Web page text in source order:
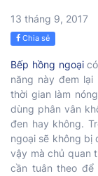
13 tháng 9, 2017
Chia sẻ
Bếp hồng ngoạicó
năng này đem
thời gian làm
dùng phân vân
đen hay không.
ngoại sẽ không bị
vậy mà chủ quan
cần tuân theo để